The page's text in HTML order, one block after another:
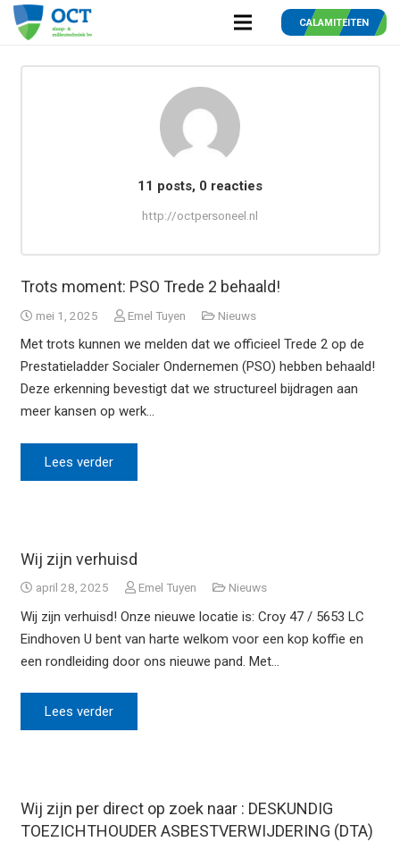
CALAMITEITEN
11 posts, 0 reacties
http://octpersoneel.nl
Trots moment: PSO Trede 2 behaald!
mei 1, 2025 Emel Tuyen Nieuws
Met trots kunnen we melden dat we officieel Trede 2 op de
Prestatieladder Socialer Ondernemen (PSO) hebben behaald!
Deze erkenning bevestigt dat we structureel bijdragen aan
meer kansen op werk…
Lees verder
Wij zijn verhuisd
april 28, 2025 Emel Tuyen Nieuws
Wij zijn verhuisd! Onze nieuwe locatie is: Croy 47 / 5653 LC
Eindhoven U bent van harte welkom voor een kop koffie en
een rondleiding door ons nieuwe pand. Met…
Lees verder
Wij zijn per direct op zoek naar : DESKUNDIG
TOEZICHTHOUDER ASBESTVERWIJDERING (DTA)